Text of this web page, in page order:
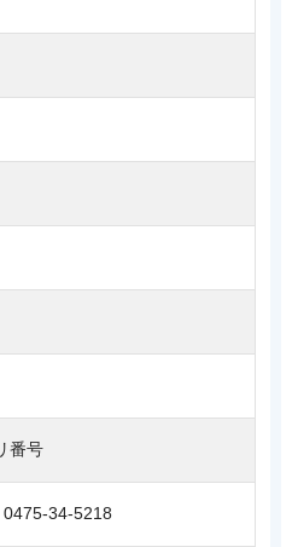
番号
34-5218